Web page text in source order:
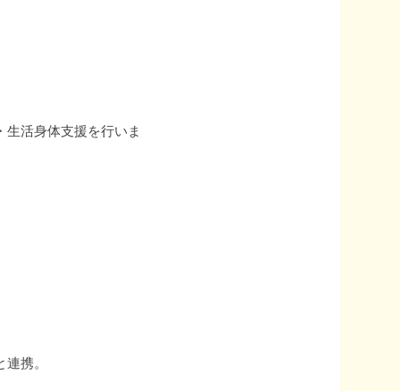
生活身体支援を行いま
携。